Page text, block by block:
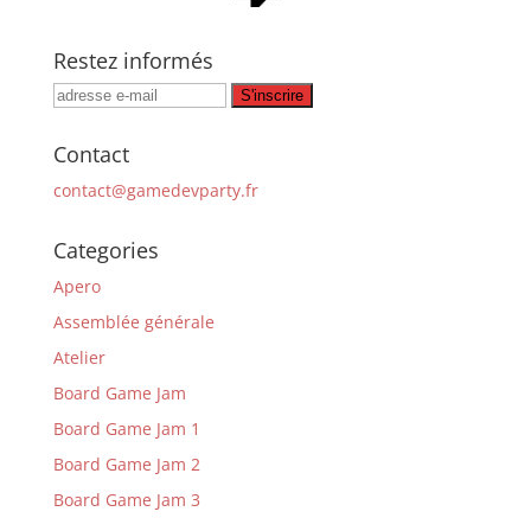
Restez informés
Contact
contact@gamedevparty.fr
Categories
Apero
Assemblée générale
Atelier
Board Game Jam
Board Game Jam 1
Board Game Jam 2
Board Game Jam 3